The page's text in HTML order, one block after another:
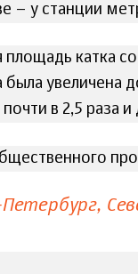
– у станции
катка
была увеличена
в 2,5 раза